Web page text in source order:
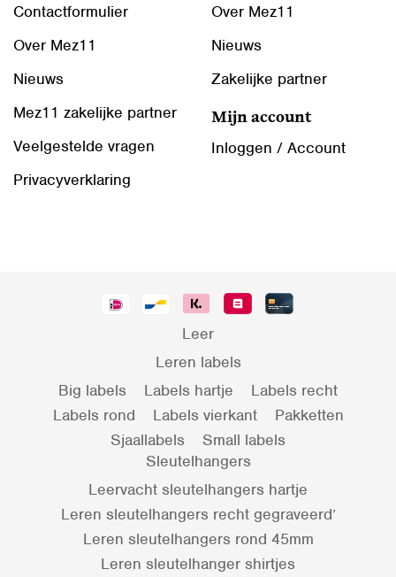
Contactformulier
Over Mez11
Nieuws
Mez11 zakelijke partner
Veelgestelde vragen
Privacyverklaring
Over Mez11
Nieuws
Zakelijke partner
Mijn account
Inloggen / Account
Leer
Leren labels
Big labels
Labels hartje
Labels recht
Labels rond
Labels vierkant
Pakketten
Sjaallabels
Small labels
Sleutelhangers
Leervacht sleutelhangers hartje
Leren sleutelhangers recht gegraveerd’
Leren sleutelhangers rond 45mm
Leren sleutelhanger shirtjes